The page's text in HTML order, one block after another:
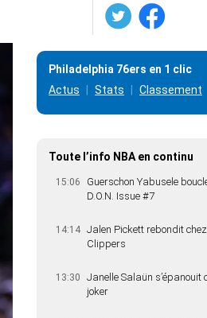
Facebook
Philadelphia 76ers en 1 clic
Actus
Stats Classement
Toute l’info NBA en continu
15:06
Guerschon Yabusele
D.O.N. Issue #7
14:14 Jalen Pickett rebondit
Clippers
13:30
Janelle Salaün s’épanouit
joker